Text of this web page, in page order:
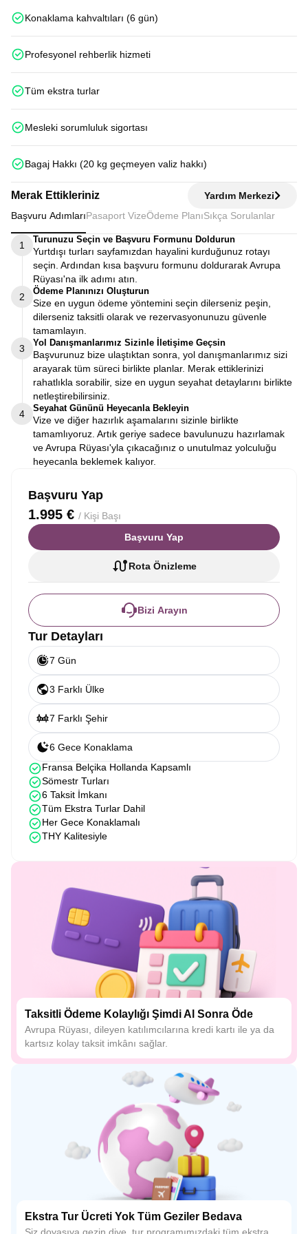
Konaklama kahvaltıları (6 gün)
Profesyonel rehberlik hizmeti
Tüm ekstra turlar
Mesleki sorumluluk sigortası
Bagaj Hakkı (20 kg geçmeyen valiz hakkı)
Merak Ettikleriniz
Yardım Merkezi
Başvuru AdımlarıPasaport VizeÖdeme Planı Sıkça Sorulanlar
1
Turunuzu Seçin ve Başvuru Formunu Doldurun
Yurtdışı turları sayfamızdan hayalini kurduğunuz rotayı
seçin. Ardından kısa başvuru formunu doldurarak Avrupa
Rüyası'na ilk adımı atın.
2
Ödeme Planınızı Oluşturun
Size en uygun ödeme yöntemini seçin dilerseniz peşin,
dilerseniz taksitli olarak ve rezervasyonunuzu güvenle
tamamlayın.
3
Yol Danışmanlarımız Sizinle İletişime Geçsin
Başvurunuz bize ulaştıktan sonra, yol danışmanlarımız sizi
arayarak tüm süreci birlikte planlar. Merak ettiklerinizi
rahatlıkla sorabilir, size en uygun seyahat detaylarını birlikte
netleştirebilirsiniz.
4
Seyahat Gününü Heyecanla Bekleyin
Vize ve diğer hazırlık aşamalarını sizinle birlikte
tamamlıyoruz. Artık geriye sadece bavulunuzu hazırlamak
ve Avrupa Rüyası'yla çıkacağınız o unutulmaz yolculuğu
heyecanla beklemek kalıyor.
Başvuru Yap
1.995 € / Kişi Başı
Başvuru Yap
Rota Önizleme
Bizi Arayın
Tur Detayları
7 Gün
3 Farklı Ülke
7 Farklı Şehir
6 Gece Konaklama
Fransa Belçika Hollanda Kapsamlı
Sömestr Turları
6 Taksit İmkanı
Tüm Ekstra Turlar Dahil
Her Gece Konaklamalı
THY Kalitesiyle
Taksitli Ödeme Kolaylığı Şimdi Al Sonra Öde
Avrupa Rüyası, dileyen katılımcılarına kredi kartı ile ya da
kartsız kolay taksit imkânı sağlar.
Ekstra Tur Ücreti Yok Tüm Geziler Bedava